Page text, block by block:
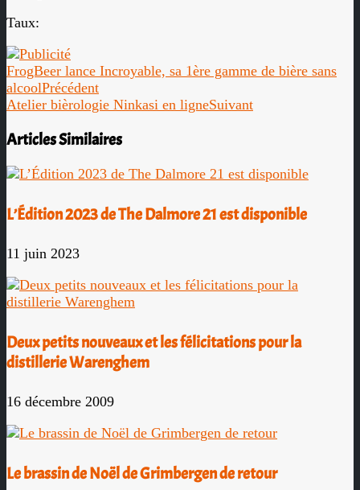
Taux:
FrogBeer lance Incroyable, sa 1ère gamme de bière sans
alcoolPrécédent
Atelier bièrologie Ninkasi en ligneSuivant
Articles Similaires
L’Édition 2023 de The Dalmore 21 est disponible
11 juin 2023
Deux petits nouveaux et les félicitations pour la
distillerie Warenghem
16 décembre 2009
Le brassin de Noël de Grimbergen de retour